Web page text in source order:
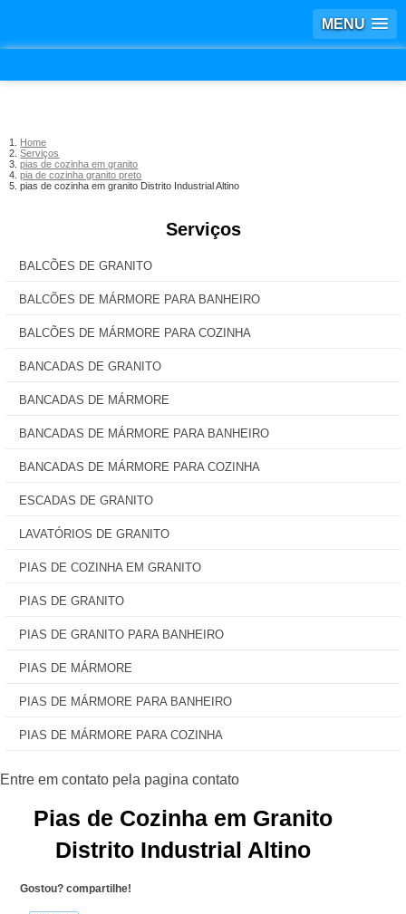
MENU
Home
Serviços
pias de cozinha em granito
pia de cozinha granito preto
pias de cozinha em granito Distrito Industrial Altino
Serviços
BALCÕES DE GRANITO
BALCÕES DE MÁRMORE PARA BANHEIRO
BALCÕES DE MÁRMORE PARA COZINHA
BANCADAS DE GRANITO
BANCADAS DE MÁRMORE
BANCADAS DE MÁRMORE PARA BANHEIRO
BANCADAS DE MÁRMORE PARA COZINHA
ESCADAS DE GRANITO
LAVATÓRIOS DE GRANITO
PIAS DE COZINHA EM GRANITO
PIAS DE GRANITO
PIAS DE GRANITO PARA BANHEIRO
PIAS DE MÁRMORE
PIAS DE MÁRMORE PARA BANHEIRO
PIAS DE MÁRMORE PARA COZINHA
Pias de Cozinha em Granito
Distrito Industrial Altino
Gostou? compartilhe!